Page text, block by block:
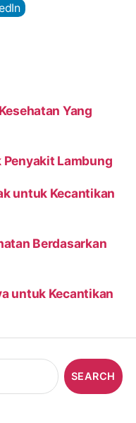
Yang
Lambung
untuk Kecantikan
Berdasarkan
untuk Kecantikan